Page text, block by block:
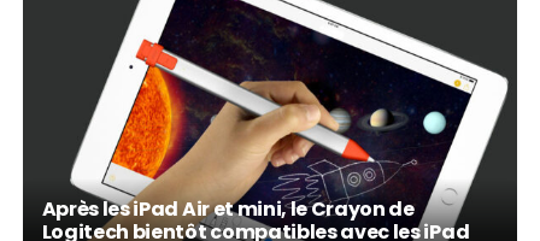
Après les iPad Air et mini, le Crayon de
Logitech bientôt compatibles avec les iPad